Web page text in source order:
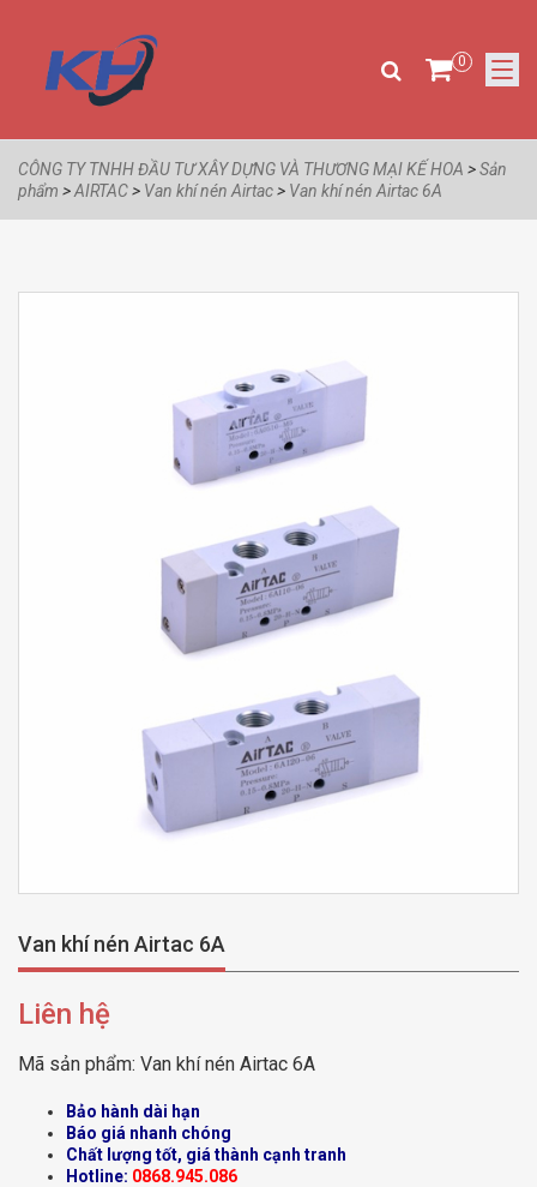
0
CÔNG TY TNHH ĐẦU TƯ XÂY DỰNG VÀ THƯƠNG MẠI KẾ HOA >Sản
phẩm >AIRTAC> Van khí nén Airtac> Van khí nén Airtac 6A
Van khí nén Airtac 6A
Liên hệ
Mã sản phẩm: Van khí nén Airtac 6A
Bảo hành dài hạn
Báo giá nhanh chóng
Chất lượng tốt, giá thành cạnh tranh
Hotline: 0868.945.086